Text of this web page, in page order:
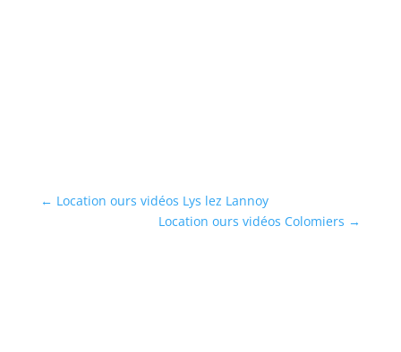
← Location ours vidéos Lys lez Lannoy
Location ours vidéos Colomiers →